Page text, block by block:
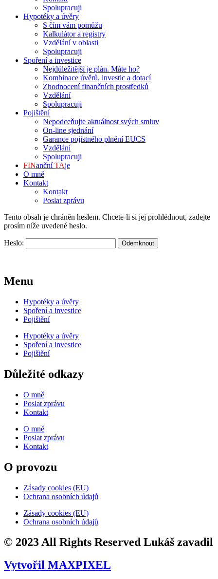
Spolupracuji
Hypotéky a úvěry
S čím vám pomůžu
Kalkulátor a registry
Vzdělání v oblasti
Spolupracuji
Spoření a investice​
Nejdůležitější je plán. Máte ho?
Kombinace úvěrů, investic a dotací
Zhodnocení finančních prostředků
Vzdělání
Spolupracuji
Pojištění
Nepodceňujte aktuálnost svých smluv
On-line sjednání
Garance pojistného plnění EUCS
Vzdělání
Spolupracuji
FINančníTAje
O mně
Kontakt
Kontakt
Poslat zprávu
Tento obsah je chráněn heslem. Chcete-li si jej prohlédnout, zadejte
prosím níže uvedené heslo.
Heslo:
Menu
Hypotéky a úvěry
Spoření a investice​
Pojištění
Hypotéky a úvěry
Spoření a investice​
Pojištění
Důležité odkazy
O mně
Poslat zprávu
Kontakt
O mně
Poslat zprávu
Kontakt
O provozu
Zásady cookies (EU)
Ochrana osobních údajů
Zásady cookies (EU)
Ochrana osobních údajů
© 2023 All Rights Reserved Lukáš zavadil
Vytvořil MAXPIXEL